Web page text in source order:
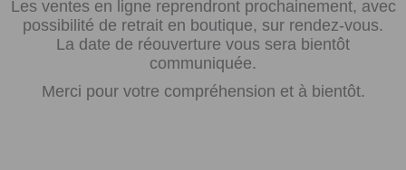
Les ventes en ligne reprendront prochainement, avec
possibilité de retrait en boutique, sur rendez-vous.
La date de réouverture vous sera bientôt
communiquée.
Merci pour votre compréhension et à bientôt.